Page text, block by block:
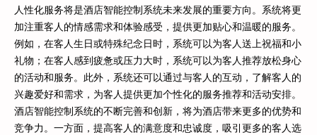
人性化服务将是酒店智能控制系统未来发展的重要方向。系统将更
加注重客人的情感需求和体验感受，提供更加贴心和温暖的服务。
例如，在客人生日或特殊纪念日时，系统可以为客人送上祝福和小
礼物；在客人感到疲惫或压力大时，系统可以为客人推荐放松身心
的活动和服务。此外，系统还可以通过与客人的互动，了解客人的
兴趣爱好和需求，为客人提供更加个性化的服务推荐和活动安排。
酒店智能控制系统的不断完善和创新，将为酒店带来更多的优势和
竞争力。一方面，提高客人的满意度和忠诚度，吸引更多的客人选